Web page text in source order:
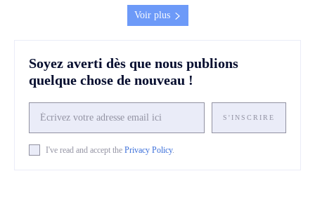
Voir plus
Soyez averti dès que nous publions
quelque chose de nouveau !
S'INSCRIRE
I've read and accept the Privacy Policy.